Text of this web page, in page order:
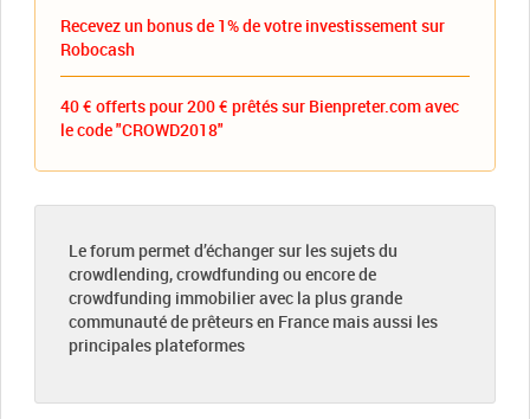
Recevez un bonus de 1% de votre investissement sur
Robocash
40 € offerts pour 200 € prêtés sur Bienpreter.com avec
le code "CROWD2018"
Le forum permet d’échanger sur les sujets du
crowdlending, crowdfunding ou encore de
crowdfunding immobilier avec la plus grande
communauté de prêteurs en France mais aussi les
principales plateformes